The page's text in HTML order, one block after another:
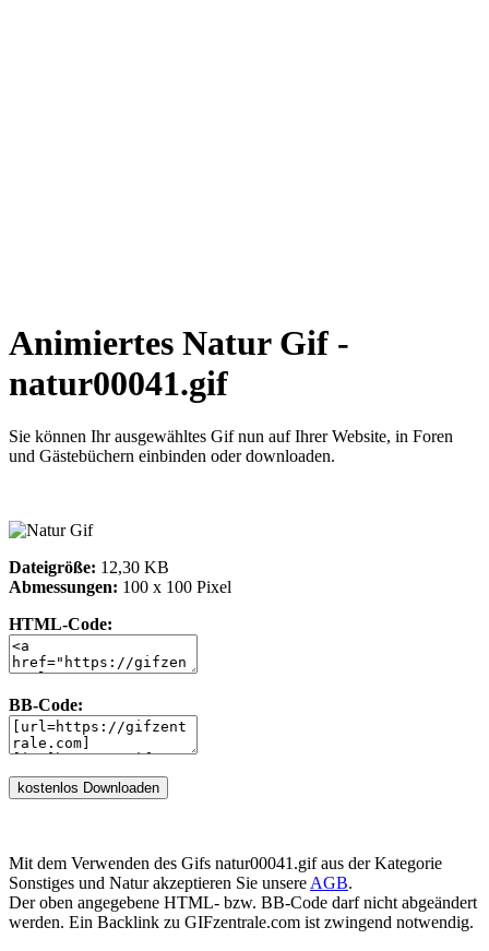
Animiertes Natur Gif -
natur00041.gif
Sie können Ihr ausgewähltes Gif nun auf Ihrer Website, in Foren
und Gästebüchern einbinden oder downloaden.
Dateigröße: 12,30 KB
Abmessungen: 100 x 100 Pixel
HTML-Code:
BB-Code:
Mit dem Verwenden des Gifs natur00041.gif aus der Kategorie
Sonstiges und Natur akzeptieren Sie unsere AGB.
Der oben angegebene HTML- bzw. BB-Code darf nicht abgeändert
werden. Ein Backlink zu GIFzentrale.com ist zwingend notwendig.